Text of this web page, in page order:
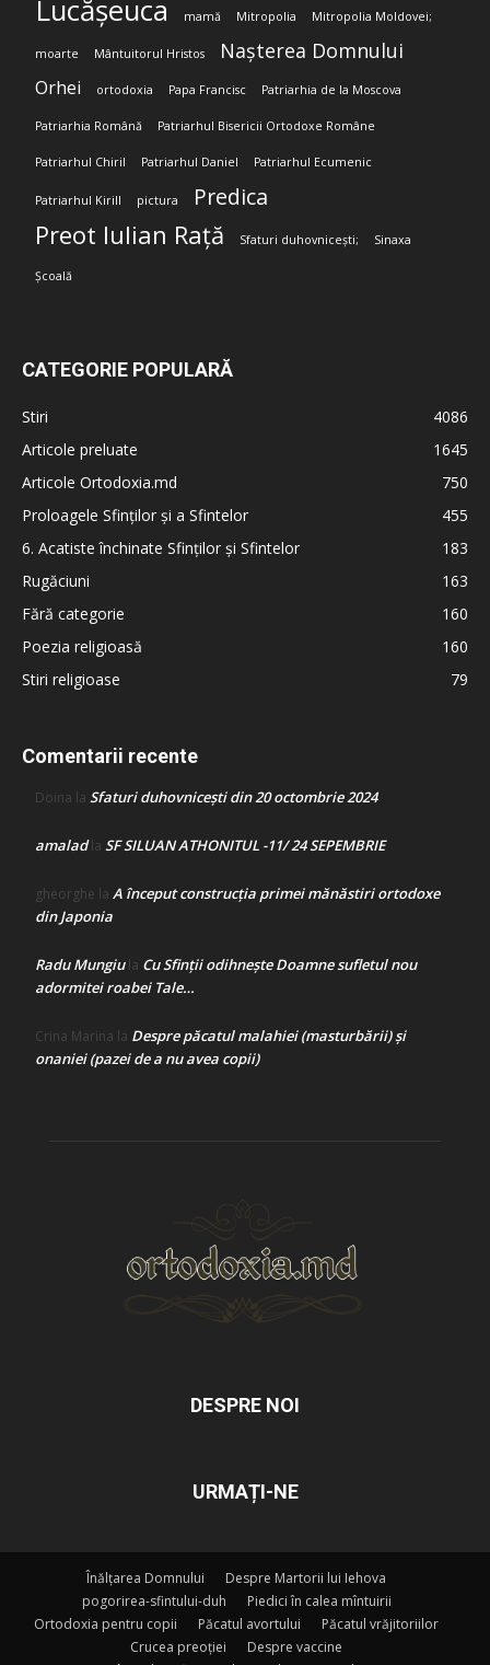
Lucășeuca mamă Mitropolia Mitropolia Moldovei;
moarte Mântuitorul Hristos Nașterea Domnului
Orhei ortodoxia Papa Francisc Patriarhia de la Moscova
Patriarhia Română Patriarhul Bisericii Ortodoxe Române
Patriarhul Chiril Patriarhul Daniel Patriarhul Ecumenic
Patriarhul Kirill pictura Predica
Preot Iulian Rață Sfaturi duhovnicești; Sinaxa
Școală
CATEGORIE POPULARĂ
Stiri
4086
Articole preluate
1645
Articole Ortodoxia.md
750
Proloagele Sfinților și a Sfintelor
455
6. Acatiste închinate Sfinților și Sfintelor
183
Rugăciuni
163
Fără categorie
160
Poezia religioasă
160
Stiri religioase
79
Comentarii recente
Doina la Sfaturi duhovnicești din 20 octombrie 2024
amaladla SF SILUAN ATHONITUL -11/ 24 SEPEMBRIE
gheorghe la A început construcţia primei mănăstiri ortodoxe
din Japonia
Radu Mungiula Cu Sfinții odihnește Doamne sufletul nou
adormitei roabei Tale…
Crina Marina la Despre păcatul malahiei (masturbării) şi
onaniei (pazei de a nu avea copii)
DESPRE NOI
URMAȚI-NE
Înălțarea Domnului
Despre Martorii lui Iehova
pogorirea-sfintului-duh
Piedici în calea mîntuirii
Ortodoxia pentru copii
Păcatul avortului
Păcatul vrăjitoriilor
Crucea preoției
Despre vaccine